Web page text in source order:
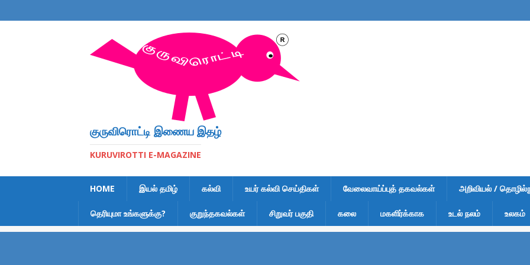
குருவிரொட்டி இணைய இதழ்
KURUVIROTTI E-MAGAZINE
HOME இயல் தமிழ் கல்வி உயர் கல்வி செய்திகள் வேலைவாய்ப்புத் தகவல்கள் அறிவியல் /
தெரியுமா உங்களுக்கு? குறுந்தகவல்கள் சிறுவர் பகுதி கலை மகளிர்க்காக உடல் நலம் உலகம்